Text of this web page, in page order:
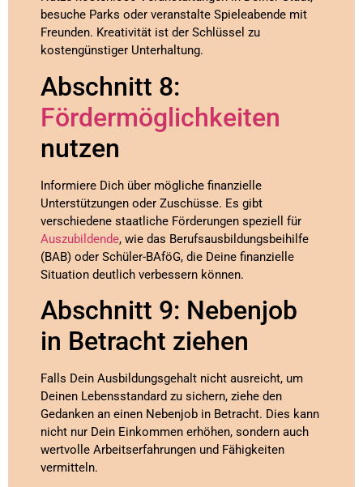
besuche Parks oder veranstalte Spieleabende mit
Freunden. Kreativität ist der Schlüssel zu
kostengünstiger Unterhaltung.
Abschnitt 8:
Fördermöglichkeiten
nutzen
Informiere Dich über mögliche finanzielle
Unterstützungen oder Zuschüsse. Es gibt
verschiedene staatliche Förderungen speziell für
Auszubildende, wie das Berufsausbildungsbeihilfe
(BAB) oder Schüler-BAföG, die Deine finanzielle
Situation deutlich verbessern können.
Abschnitt 9: Nebenjob
in Betracht ziehen
Falls Dein Ausbildungsgehalt nicht ausreicht, um
Deinen Lebensstandard zu sichern, ziehe den
Gedanken an einen Nebenjob in Betracht. Dies kann
nicht nur Dein Einkommen erhöhen, sondern auch
wertvolle Arbeitserfahrungen und Fähigkeiten
vermitteln.